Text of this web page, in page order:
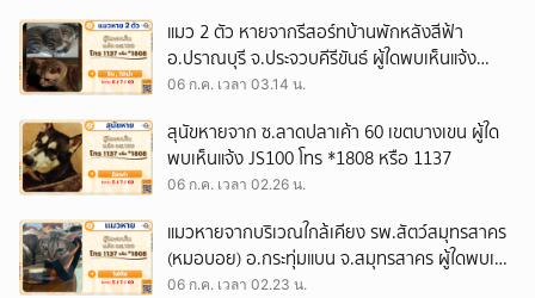
แมว 2 ตัว หายจากรีสอร์ทบ้านพักหลังสีฟ้า
อ.ปราณบุรี จ.ประจวบคีรีขันธ์ ผู้ใดพบเห็นแจ้ง
JS100 โทร *1808 หรือ 1137
06 ก.ค. เวลา 03.14 น.
สุนัขหายจาก ซ.ลาดปลาเค้า 60 เขตบางเขน ผู้ใด
พบเห็นแจ้ง JS100 โทร *1808 หรือ 1137
06 ก.ค. เวลา 02.26 น.
แมวหายจากบริเวณใกล้เคียง รพ.สัตว์สมุทรสาคร
(หมอบอย) อ.กระทุ่มแบน จ.สมุทรสาคร ผู้ใดพบเห็น
แจ้ง JS100 โทร *1808 หรือ 1137
06 ก.ค. เวลา 02.23 น.